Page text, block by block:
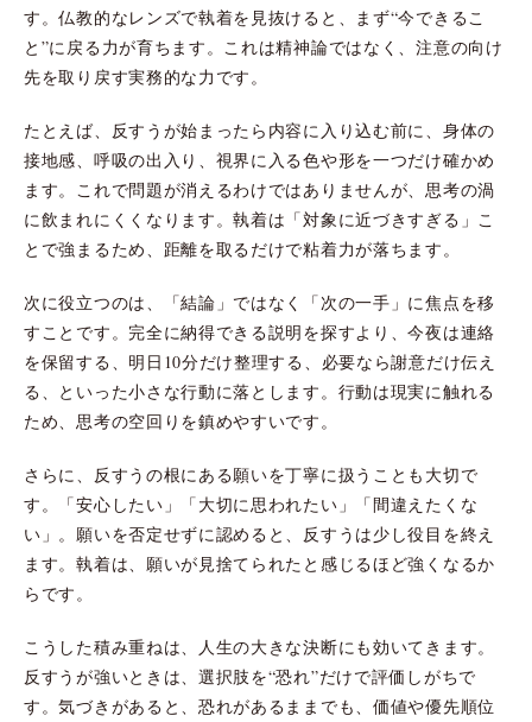
す。仏教的なレンズで執着を見抜けると、まず“今できるこ
と”に戻る力が育ちます。これは精神論ではなく、注意の向け
先を取り戻す実務的な力です。
たとえば、反すうが始まったら内容に入り込む前に、身体の
接地感、呼吸の出入り、視界に入る色や形を一つだけ確かめ
ます。これで問題が消えるわけではありませんが、思考の渦
に飲まれにくくなります。執着は「対象に近づきすぎる」こ
とで強まるため、距離を取るだけで粘着力が落ちます。
次に役立つのは、「結論」ではなく「次の一手」に焦点を移
すことです。完全に納得できる説明を探すより、今夜は連絡
を保留する、明日10分だけ整理する、必要なら謝意だけ伝え
る、といった小さな行動に落とします。行動は現実に触れる
ため、思考の空回りを鎮めやすいです。
さらに、反すうの根にある願いを丁寧に扱うことも大切で
す。「安心したい」「大切に思われたい」「間違えたくな
い」。願いを否定せずに認めると、反すうは少し役目を終え
ます。執着は、願いが見捨てられたと感じるほど強くなるか
らです。
こうした積み重ねは、人生の大きな決断にも効いてきます。
反すうが強いときは、選択肢を“恐れ”だけで評価しがちで
す。気づきがあると、恐れがあるままでも、価値や優先順位